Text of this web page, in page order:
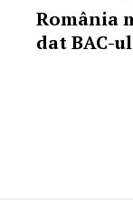
România
dat BAC-